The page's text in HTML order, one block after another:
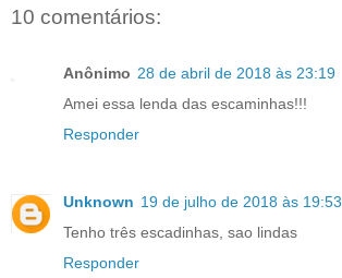
10 comentários:
Anônimo 28 de abril de 2018 às 23:19
Amei essa lenda das escaminhas!!!
Responder
Unknown 19 de julho de 2018 às 19:53
Tenho três escadinhas, sao lindas
Responder